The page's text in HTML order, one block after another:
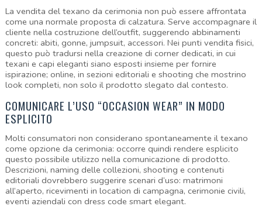
La vendita del texano da cerimonia non può essere affrontata
come una normale proposta di calzatura. Serve accompagnare il
cliente nella costruzione dell’outfit, suggerendo abbinamenti
concreti: abiti, gonne, jumpsuit, accessori. Nei punti vendita fisici,
questo può tradursi nella creazione di corner dedicati, in cui
texani e capi eleganti siano esposti insieme per fornire
ispirazione; online, in sezioni editoriali e shooting che mostrino
look completi, non solo il prodotto slegato dal contesto.
COMUNICARE L’USO “OCCASION WEAR” IN MODO
ESPLICITO
Molti consumatori non considerano spontaneamente il texano
come opzione da cerimonia: occorre quindi rendere esplicito
questo possibile utilizzo nella comunicazione di prodotto.
Descrizioni, naming delle collezioni, shooting e contenuti
editoriali dovrebbero suggerire scenari d’uso: matrimoni
all’aperto, ricevimenti in location di campagna, cerimonie civili,
eventi aziendali con dress code smart elegant.